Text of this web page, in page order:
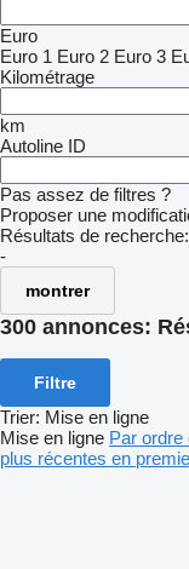
Euro
Euro 1 Euro 2 Euro 3
Kilométrage
km
Autoline ID
Pas assez de filtres ?
Proposer une
Résultats de recherche:
-
montrer
300 annonces:
Filtre
Trier: Mise en ligne
Mise en ligne Par ordre
plus récentes en